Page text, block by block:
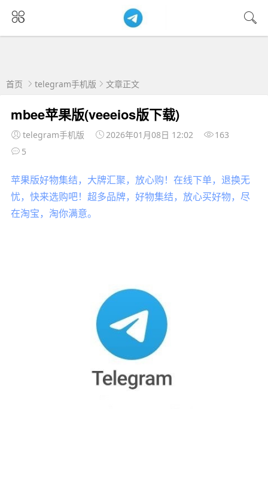
首页 telegram手机版 文章正文
mbee苹果版(veeeios版下载)
telegram手机版 2026年01月08日 12:02
163
5
苹果版好物集结，大牌汇聚，放心购！在线下单，退换无
忧，快来选购吧！超多品牌，好物集结，放心买好物，尽
在淘宝，淘你满意。